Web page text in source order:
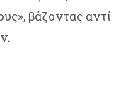
βάζοντας αντί